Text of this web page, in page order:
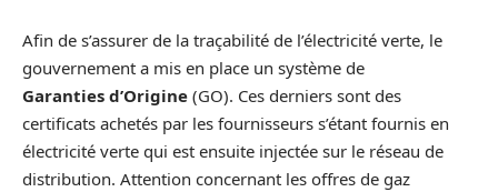
Afin de s’assurer de la traçabilité de l’électricité verte, le
gouvernement a mis en place un système de
Garanties d’Origine (GO). Ces derniers sont des
certificats achetés par les fournisseurs s’étant fournis en
électricité verte qui est ensuite injectée sur le réseau de
distribution. Attention concernant les offres de gaz